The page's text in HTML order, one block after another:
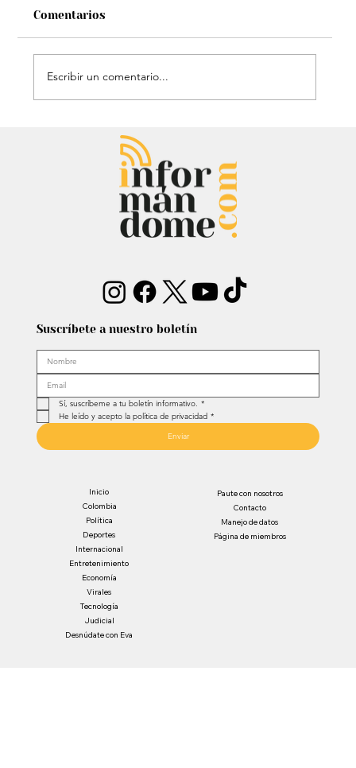
David Murcia denuncia a Abelardo de
la Espriella por presuntas faltas
cuando fue su abogado
Comentarios
Escribir un comentario...
Suscríbete a nuestro boletín
Sí, suscríbeme a tu boletín informativo. *
He leído y acepto la política de privacidad *
Enviar
Inicio
Colombia
Política
Deportes
Internacional
Entretenimiento
Economía
Virales
Tecnología
Judicial
Desnúdate con Eva
Paute con nosotros
Contacto
Manejo de datos
Página de miembros